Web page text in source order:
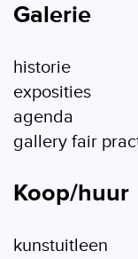
Galerie
historie
exposities
agenda
gallery fair
Koop/huur
kunstuitleen